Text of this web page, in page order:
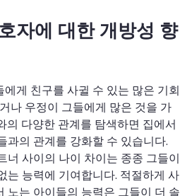
자에 대한 개방성 향
게 친구를 사귈 수 있는 많은 기회
나 우정이 그들에게 많은 것을 가
의 다양한 관계를 탐색하면 집에서
과의 관계를 강화할 수 있습니다.
너 사이의 나이 차이는 종종 그들이
는 능력에 기여합니다. 적절하게 사
노는 아이들의 능력은 그들이 더 솔